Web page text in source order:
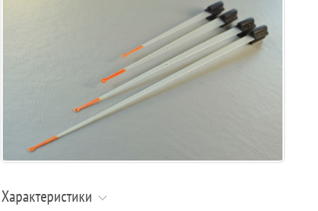
Характеристики